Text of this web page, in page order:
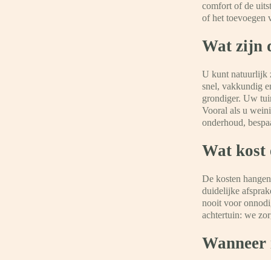
comfort of de
of het toevoegen
Wat zijn
U kunt natuurlijk
snel, vakkundig
grondiger. Uw
Vooral als u
onderhoud,
Wat kost
De kosten
duidelijke
nooit voor
achtertuin: we